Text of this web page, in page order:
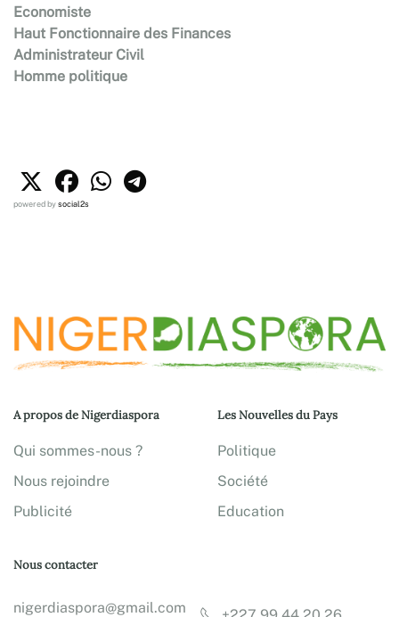
Economiste
Haut Fonctionnaire des Finances
Administrateur Civil
Homme politique
powered bysocial2s
A propos de Nigerdiaspora
Qui sommes-nous ?
Nous rejoindre
Publicité
Les Nouvelles du Pays
Politique
Société
Education
Nous contacter
nigerdiaspora@gmail.com